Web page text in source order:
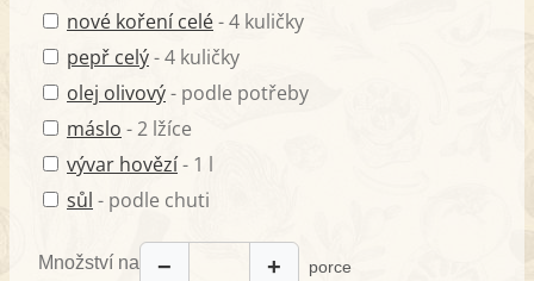
nové koření celé- 4 kuličky
pepř celý- 4 kuličky
olej olivový- podle potřeby
máslo - 2 lžíce
vývar hovězí- 1 l
sůl - podle chuti
Množství na − + porce